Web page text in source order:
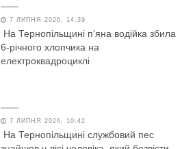
7 ЛИПНЯ 2026, 14:39
На Тернопільщині п’яна водійка збила
6-річного хлопчика на
електроквадроциклі
7 ЛИПНЯ 2026, 10:42
На Тернопільщині службовий пес